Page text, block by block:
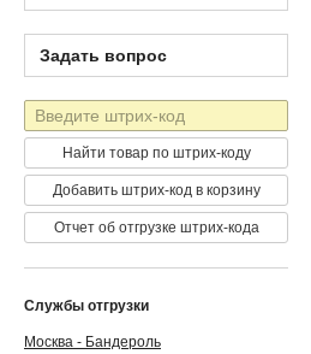
Задать вопрос
Штрих-
код
Найти товар по штрих-коду
Добавить штрих-код в корзину
Отчет об отгрузке штрих-кода
Службы отгрузки
Москва - Бандероль